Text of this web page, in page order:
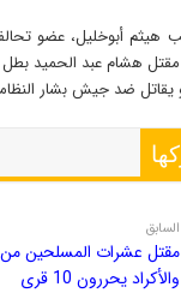
هيثم أبوخليل، عضو
هشام عبد الحميد بطل
يقاتل ضد جيش بشار
السابق
مقتل عشرات المسلحين من
والأكراد يحررون 10 قرى